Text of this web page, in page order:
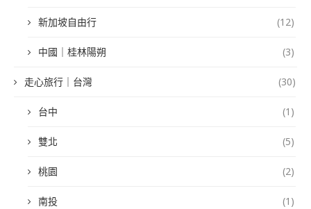
新加坡自由行 (12)
中國｜桂林陽朔 (3)
走心旅行｜台灣 (30)
台中 (1)
雙北 (5)
桃園 (2)
南投 (1)